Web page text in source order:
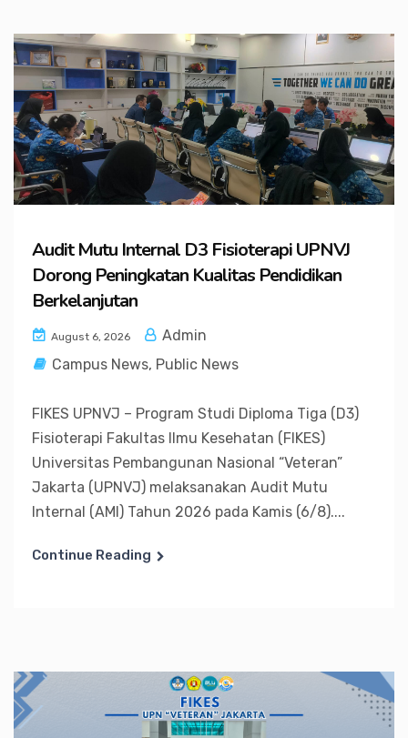
Audit Mutu Internal D3 Fisioterapi UPNVJ
Dorong Peningkatan Kualitas Pendidikan
Berkelanjutan
August 6, 2026
Admin
Campus News, Public News
FIKES UPNVJ – Program Studi Diploma Tiga (D3)
Fisioterapi Fakultas Ilmu Kesehatan (FIKES)
Universitas Pembangunan Nasional “Veteran”
Jakarta (UPNVJ) melaksanakan Audit Mutu
Internal (AMI) Tahun 2026 pada Kamis (6/8)....
Continue Reading